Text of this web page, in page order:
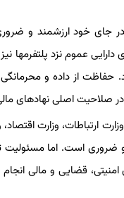
جای خود ارزشمند و
عموم نزد پلتفرمها
حفاظت از داده و
اصلی نهادهای مالی
ارتباطات، وزارت
ضروری است. اما مسئولیت
قضایی و مالی